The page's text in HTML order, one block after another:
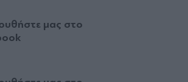
μας στο